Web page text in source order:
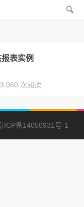
表实例
次阅读
ICP备14050931号-1